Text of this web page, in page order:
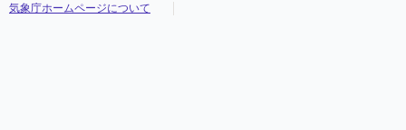
気象庁ホームページについて